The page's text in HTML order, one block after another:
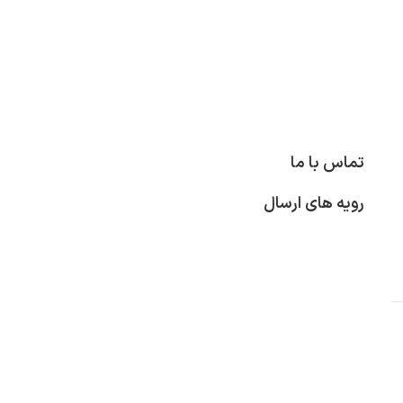
تماس با ما
رویه های ارسال